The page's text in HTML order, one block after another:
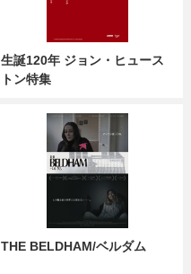
生誕120年 ジョン・ヒュース
トン特集
THE BELDHAM/ベルダム